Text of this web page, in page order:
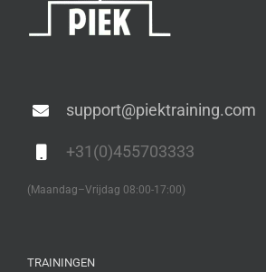
support@piektraining.com
+31(0)455703333
(Maandag–Vrijdag 08:00-17:00)
TRAININGEN